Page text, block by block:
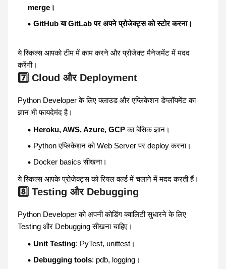
merge।
GitHub या GitLab पर अपने प्रोजेक्ट्स को स्टोर करना।
ये स्किल्स आपको टीम में काम करने और प्रोजेक्ट मैनेजमेंट में मदद
करेंगी।
7️⃣ Cloud और Deployment
Python Developer के लिए क्लाउड और एप्लिकेशन डेप्लॉयमेंट का
ज्ञान भी फायदेमंद है।
Heroku, AWS, Azure, GCPका बेसिक ज्ञान।
Python एप्लिकेशन को Web Server पर deploy करना।
Docker basics सीखना।
ये स्किल्स आपके प्रोजेक्ट्स को रियल वर्ल्ड में चलाने में मदद करती हैं।
8️⃣ Testing और Debugging
Python Developer को अपनी कोडिंग क्वालिटी सुधारने के लिए
Testing और Debugging सीखना चाहिए।
Unit Testing: PyTest, unittest।
Debugging tools: pdb, logging।